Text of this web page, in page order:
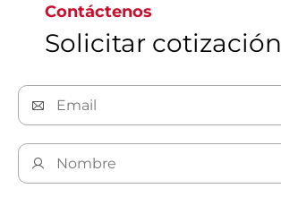
Explore nuestros productos de minería
Contáctenos
Solicitar cotización